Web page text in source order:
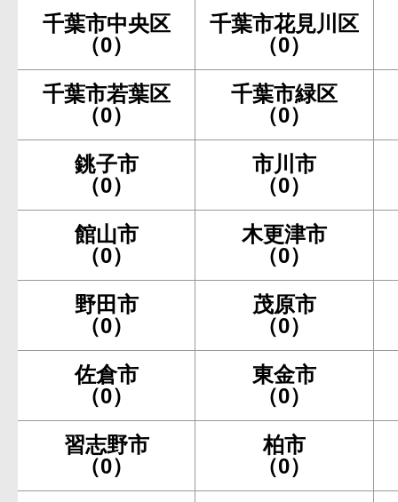
千葉市中央区
（0）
千葉市花見川区
（0）
千葉市若葉区
（0）
千葉市緑区
（0）
銚子市
（0）
市川市
（0）
館山市
（0）
木更津市
（0）
野田市
（0）
茂原市
（0）
佐倉市
（0）
東金市
（0）
習志野市
（0）
柏市
（0）